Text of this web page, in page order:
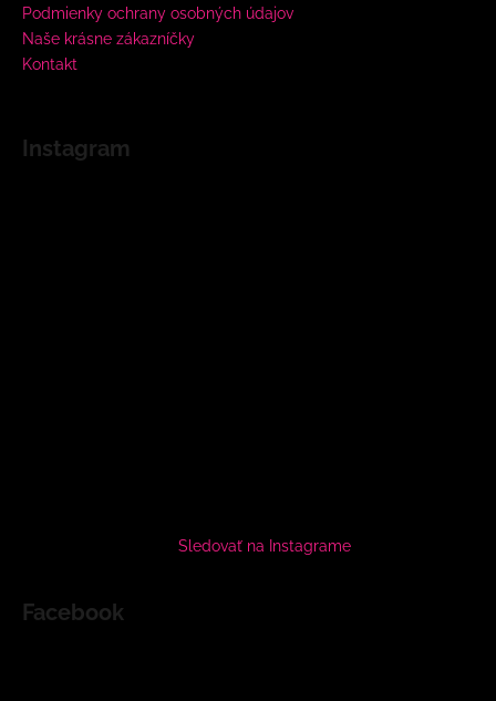
Podmienky ochrany osobných údajov
Naše krásne zákazníčky
Kontakt
Instagram
Sledovať na Instagrame
Facebook